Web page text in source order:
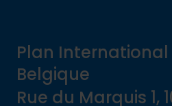
Plan International
Belgique
Rue du Marquis 1,